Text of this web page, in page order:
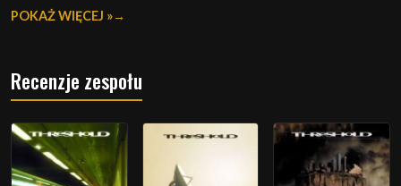
POKAŻ WIĘCEJ »
Recenzje zespołu